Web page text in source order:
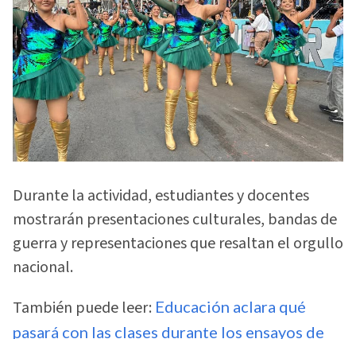
Durante la actividad, estudiantes y docentes
mostrarán presentaciones culturales, bandas de
guerra y representaciones que resaltan el orgullo
nacional.
También puede leer: Educación aclara qué
pasará con las clases durante los ensayos de